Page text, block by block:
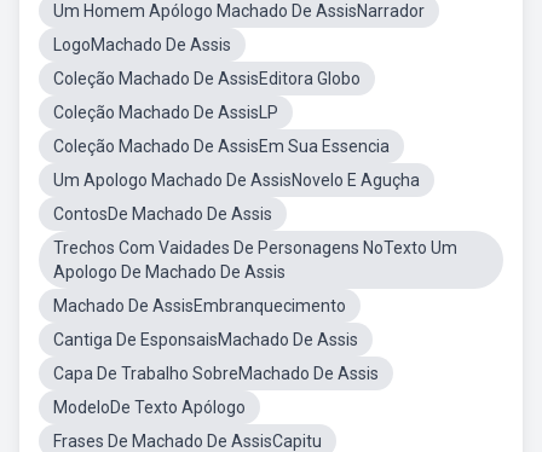
Um Homem Apólogo Machado De AssisNarrador
LogoMachado De Assis
Coleção Machado De AssisEditora Globo
Coleção Machado De AssisLP
Coleção Machado De AssisEm Sua Essencia
Um Apologo Machado De AssisNovelo E Aguçha
ContosDe Machado De Assis
Trechos Com Vaidades De Personagens NoTexto Um
Apologo De Machado De Assis
Machado De AssisEmbranquecimento
Cantiga De EsponsaisMachado De Assis
Capa De Trabalho SobreMachado De Assis
ModeloDe Texto Apólogo
Frases De Machado De AssisCapitu